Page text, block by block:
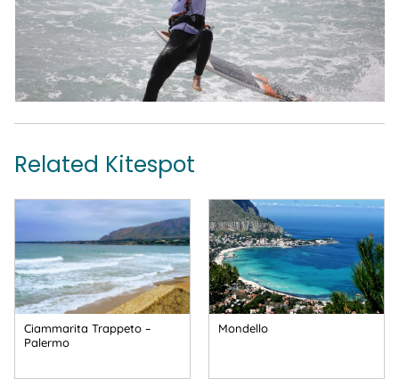
Related Kitespot
Ciammarita Trappeto –
Palermo
Mondello